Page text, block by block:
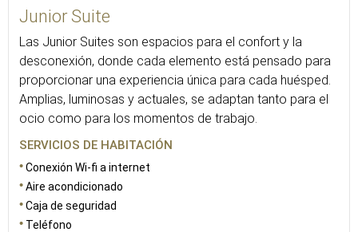
Junior Suite
Las Junior Suites son espacios para el confort y la
desconexión, donde cada elemento está pensado para
proporcionar una experiencia única para cada huésped.
Amplias, luminosas y actuales, se adaptan tanto para el
ocio como para los momentos de trabajo.
SERVICIOS DE HABITACIÓN
Conexión Wi-fi a internet
Aire acondicionado
Caja de seguridad
Teléfono